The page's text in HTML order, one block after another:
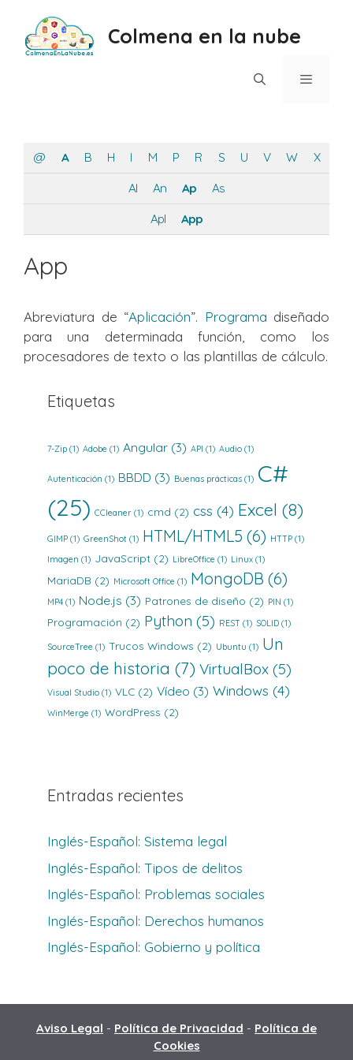
contenido
Colmena en la nube
@ A B H I M P R S U V W X
Al An Ap As
Apl App
App
Abreviatura de “Aplicación”. Programa diseñado
para una determinada función, como los
procesadores de texto o las plantillas de cálculo.
Etiquetas
7-Zip (1) Adobe (1) Angular (3) API (1) Audio (1)
Autenticación (1) BBDD (3) Buenas prácticas (1) C#
(25) CCleaner (1) cmd (2) css (4) Excel (8)
GIMP (1) GreenShot (1) HTML/HTML5 (6) HTTP (1)
Imagen (1) JavaScript (2) LibreOffice (1) Linux (1)
MariaDB (2) Microsoft Office (1) MongoDB (6)
MP4 (1) Node.js (3) Patrones de diseño (2) PIN (1)
Programación (2) Python (5) REST (1) SOLID (1)
SourceTree (1) Trucos Windows (2) Ubuntu (1) Un
poco de historia (7) VirtualBox (5)
Visual Studio (1) VLC (2) Vídeo (3) Windows (4)
WinMerge (1) WordPress (2)
Entradas recientes
Inglés-Español: Sistema legal
Inglés-Español: Tipos de delitos
Inglés-Español: Problemas sociales
Inglés-Español: Derechos humanos
Inglés-Español: Gobierno y política
Aviso Legal - Política de Privacidad - Política de
Cookies